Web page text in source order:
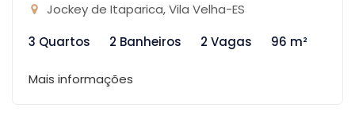
Jockey de Itaparica, Vila Velha-ES
3 Quartos
2 Banheiros 2 Vagas 96 m²
Mais informações